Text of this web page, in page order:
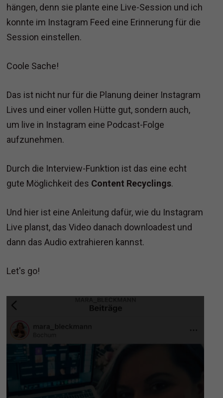
hängen, denn sie plante eine Live-Session und ich
konnte im Instagram Feed eine Erinnerung für die
Session einstellen.
Coole Sache!
Das ist nicht nur für die Planung deiner Instagram
Lives und einer vollen Hütte gut, sondern auch,
um live in Instagram eine Podcast-Folge
aufzunehmen.
Durch die Interview-Funktion ist das eine echt
gute Möglichkeit des Content Recyclings.
Und hier ist eine Anleitung dafür, wie du Instagram
Live planst, das Video danach downloadest und
dann das Audio extrahieren kannst.
Let's go!